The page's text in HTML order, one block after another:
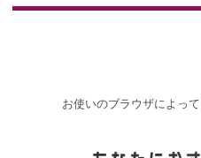
お使いのブラウザによっ